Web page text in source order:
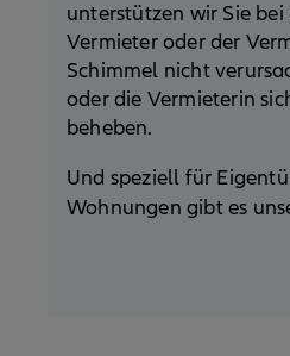
unterstützen wir Sie
Vermieter oder der
Schimmel nicht
oder die Vermieterin
beheben.
Und speziell für
Wohnungen gibt es